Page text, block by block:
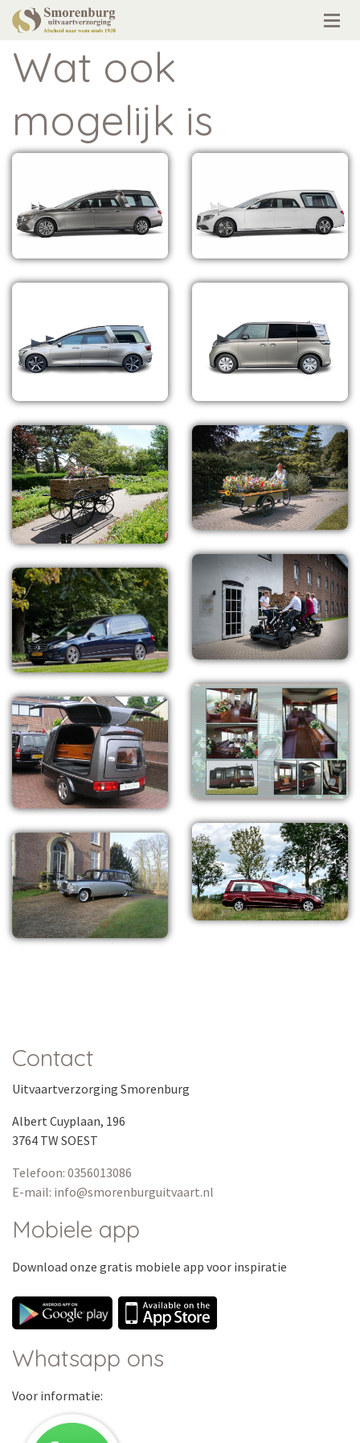
Wat ook
mogelijk is
Contact
Uitvaartverzorging Smorenburg
Albert Cuyplaan, 196
3764 TW SOEST
Telefoon: 0356013086
E-mail: info@smorenburguitvaart.nl
Mobiele app
Download onze gratis mobiele app voor inspiratie
Whatsapp ons
Voor informatie: